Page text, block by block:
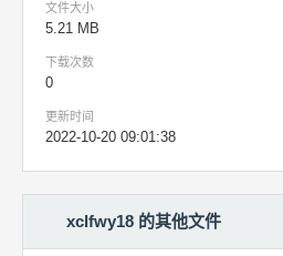
文件大小
5.21 MB
下载次数
0
更新时间
2022-10-20 09:01:38
xclfwy18 的其他文件